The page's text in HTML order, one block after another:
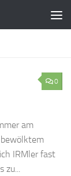
0
am
bewölktem
IRMler fast
zu...